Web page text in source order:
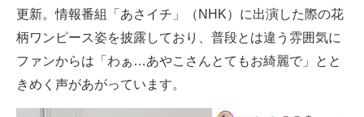
スマホと通信の最新トレンド
進化するPCとデバイスの未来
更新。情報番組「あさイチ」（NHK）に出演した際の花
柄ワンピース姿を披露しており、普段とは違う雰囲気に
ファンからは「わぁ…あやこさんとてもお綺麗で」とと
きめく声があがっています。